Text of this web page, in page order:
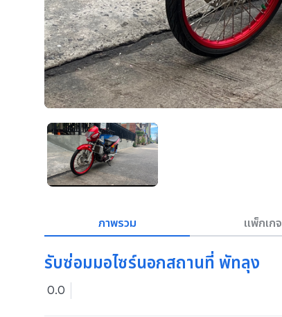
ภาพรวม แพ็กเกจ
รับซ่อมมอไซร์นอกสถานที่ พัทลุง
0.0